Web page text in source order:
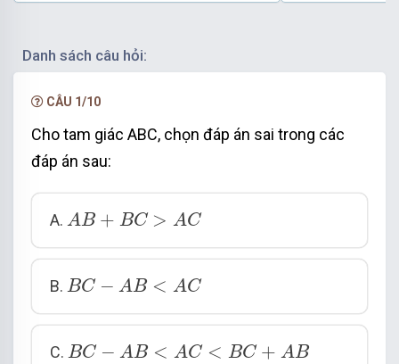
Danh sách câu hỏi:
CÂU 1/10
Cho tam giác ABC, chọn đáp án sai trong các
đáp án sau:
A. AB + BC > AC
A B+ B C>A C
B. BC − AB < AC
BC− B< A
C. BC − AB < AC < BC + AB
BC− B< A < BC+ A B